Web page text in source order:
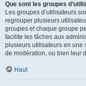
Que sont les groupes
Les groupes d’utilisateurs
regrouper plusieurs
groupes et chaque groupe
facilite les tâches aux
plusieurs utilisateurs en une
de modération, ou bien leur
Haut